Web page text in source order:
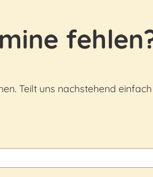
Teilt uns nachstehend